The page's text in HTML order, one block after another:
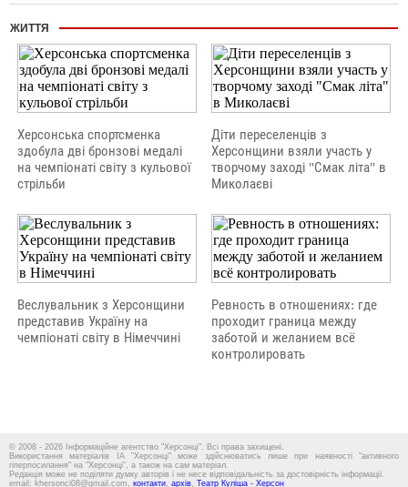
ЖИТТЯ
Херсонська спортсменка
здобула дві бронзові медалі
на чемпіонаті світу з кульової
стрільби
Діти переселенців з
Херсонщини взяли участь у
творчому заході "Смак літа" в
Миколаєві
Веслувальник з Херсонщини
представив Україну на
чемпіонаті світу в Німеччині
Ревность в отношениях: где
проходит граница между
заботой и желанием всё
контролировать
© 2008 - 2026 Інформаційне агентство "Херсонці". Всі права захищені.
Використання матеріалів ІА "Херсонці" може здійснюватись лише при наявності "активного
гіперпосилання" на "Херсонці", а також на сам матеріал.
Редакція може не поділяти думку авторів і не несе відповідальність за достовірність інформації.
email: khersonci08@gmail.com, контакти, архів, Театр Куліша - Херсон